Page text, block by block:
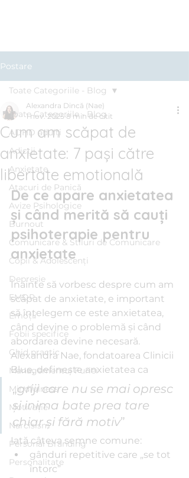
Postare
Toate Categoriile - Blog
ADHD adulți
Adicții
Anxietate
Atacuri de Panică
Avize Psihologice
Burnout
Comunicare & Stiluri de Comunicare
Copii & Adolescenți
Depresie
EMDR
Emoții
Fobii specifice
Ghid practic
Managementul Furiei
Mindfulness
Motivație
Narcisism
Personal Branding
Personalitate
Toate Categoriile - Blog
Cum am scăpat de
anxietate: 7 paşi către
libertate emotională
Alexandra Dincă (Nae)
1 nov. 2025 8 min de citit
De ce apare anxietatea
şi când merită să cauți
psihoterapie pentru
anxietate
Înainte să vorbesc despre cum am
scăpat de anxietate, e important
să înţelegem ce este anxietatea,
când devine o problemă şi când
abordarea devine necesară.
Alexandra Nae, fondatoarea Clinicii
Blue, defineşte anxietatea ca
„griji care nu se mai opresc
şi inima bate prea tare
chiar şi fără motiv”
Iată câteva semne comune:
gânduri repetitive care „se tot
întorc”